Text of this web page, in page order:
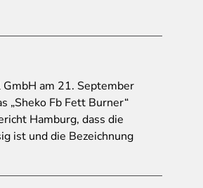
am 21. September
„Sheko Fb Fett Burner“
Hamburg, dass die
ist und die Bezeichnung